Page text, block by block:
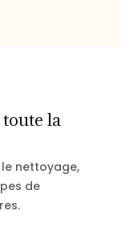
la
nettoyage,
de